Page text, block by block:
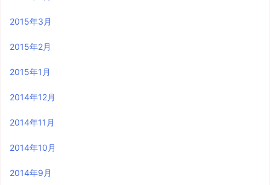
2015年3月
2015年2月
2015年1月
2014年12月
2014年11月
2014年10月
2014年9月